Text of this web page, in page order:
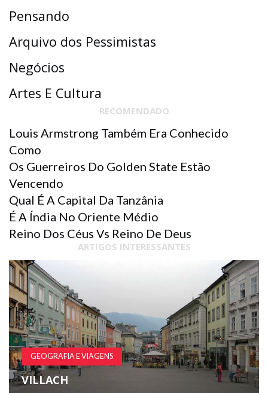
Pensando
Arquivo dos Pessimistas
Negócios
Artes E Cultura
RECOMENDADO
Louis Armstrong Também Era Conhecido
Como
Os Guerreiros Do Golden State Estão
Vencendo
Qual É A Capital Da Tanzânia
É A Índia No Oriente Médio
Reino Dos Céus Vs Reino De Deus
ARTIGOS INTERESSANTES
GEOGRAFIA E VIAGENS
VILLACH